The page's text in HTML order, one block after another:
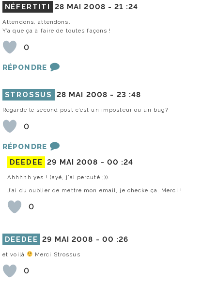
NÉFERTITI 28 MAI 2008 -21 :24
Attendons, attendons…
Y’a que ça à faire de toutes façons !
0
RÉPONDRE
STROSSUS 28 MAI 2008 - 23 :48
Regarde le second post c’est un imposteur ou un bug?
0
RÉPONDRE
DEEDEE 29 MAI 2008 - 00 :24
Ahhhhh yes ! (ayé, j’ai percuté ;)).
J’ai du oublier de mettre mon email, je checke ça. Merci !
0
DEEDEE 29 MAI 2008 - 00 :26
et voilà Merci Strossus
0